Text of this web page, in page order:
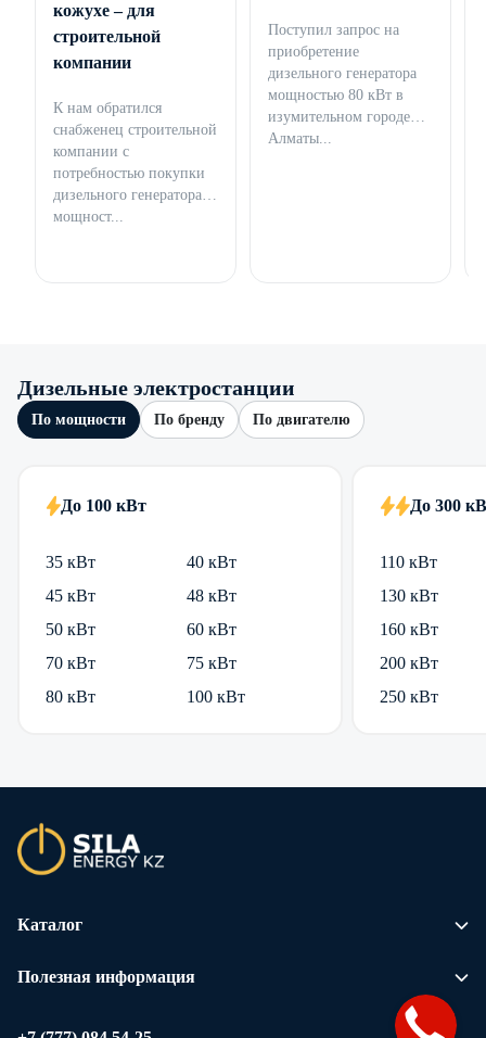
кожухе – для
строительной
компании
К нам обратился
снабженец строительной
компании с
потребностью покупки
дизельного генератора
мощност...
Поступил запрос на
приобретение
дизельного генератора
мощностью 80 кВт в
изумительном городе
Алматы...
Дизельные электростанции
По мощности По бренду По двигателю
До 100 кВт
35 кВт
40 кВт
45 кВт
48 кВт
50 кВт
60 кВт
70 кВт
75 кВт
80 кВт
100 кВт
До 300
110 кВт
130 кВт
160 кВт
200 кВт
250 кВт
Каталог
Полезная информация